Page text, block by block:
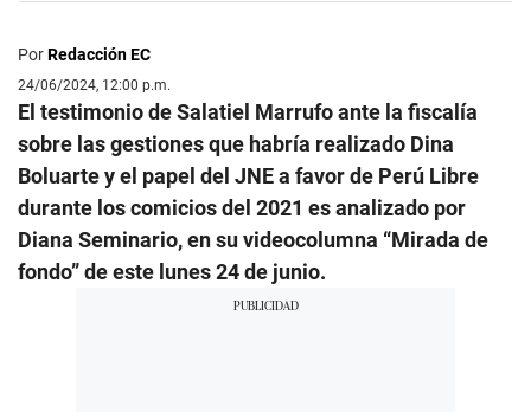
PorRedacción EC
24/06/2024, 12:00 p.m.
El testimonio de Salatiel Marrufo ante la fiscalía
sobre las gestiones que habría realizado Dina
Boluarte y el papel del JNE a favor de Perú Libre
durante los comicios del 2021 es analizado por
Diana Seminario, en su videocolumna “Mirada de
fondo” de este lunes 24 de junio.